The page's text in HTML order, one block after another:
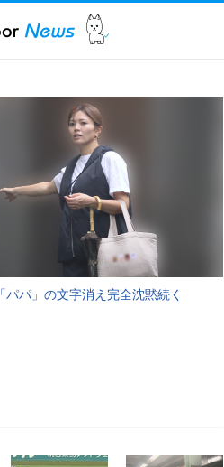
「パパ」の文字消え完全沈黙続く